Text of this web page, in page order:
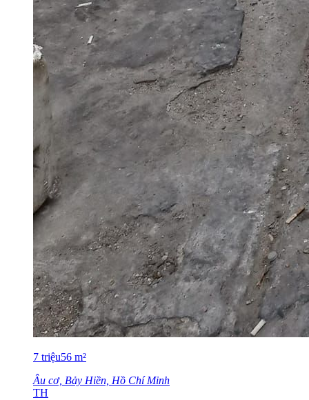
7 triệu56 m²
Âu cơ, Bảy Hiền, Hồ Chí Minh
TH